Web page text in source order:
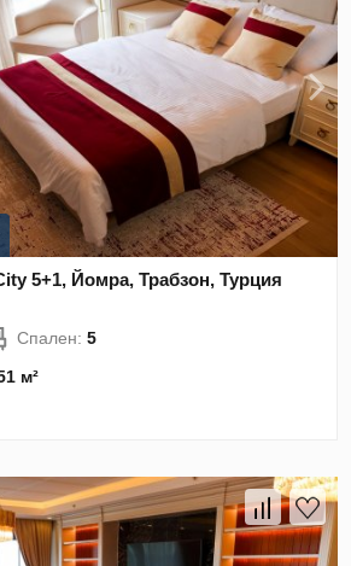
5+1, Йомра, Трабзон, Турция
Спален:5
м²